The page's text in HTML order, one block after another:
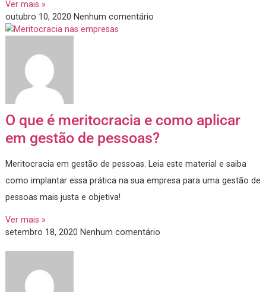
Se sua empresa ainda não tem regras e critérios claros no
momento de dar uma promoção, por exemplo, esse artigo
Ver mais »
outubro 10, 2020
O que é meritocracia e como
em gestão de pessoas?
pessoas mais justa e objetiva!